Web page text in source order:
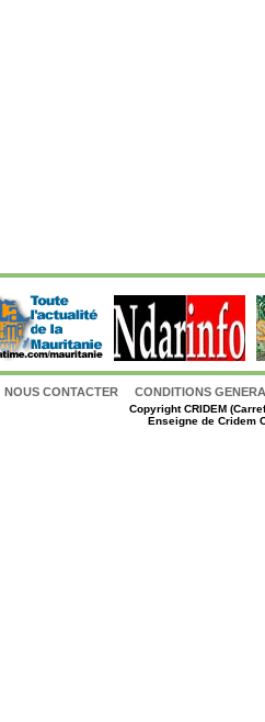
NOUS CONTACTER CONDITIONS
CopyrightCRIDEM
Enseigne de Cridem